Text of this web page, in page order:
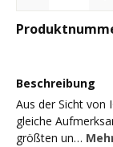
Beschreibung
Aus der Sicht von
gleiche
größten un…